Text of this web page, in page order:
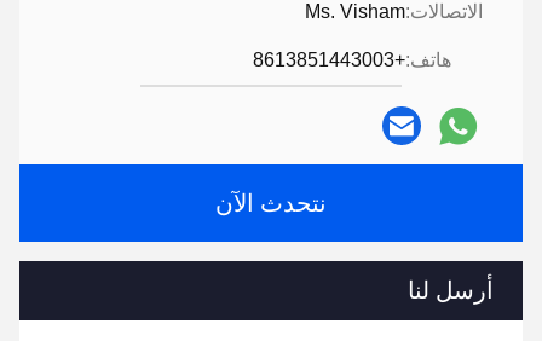
الاتصالات:Ms. Visham
هاتف:+8613851443003
نتحدث الآن
أرسل لنا